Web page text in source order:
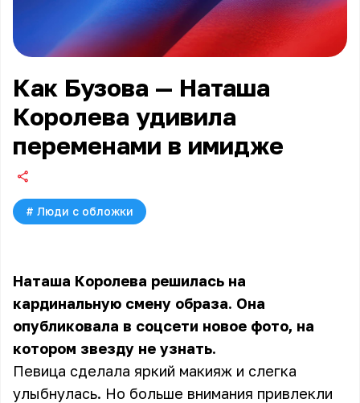
Как Бузова — Наташа
Королева удивила
переменами в имидже
# Люди с обложки
Наташа Королева решилась на
кардинальную смену образа. Она
опубликовала в соцсети новое фото, на
котором звезду не узнать.
Певица сделала яркий макияж и слегка
улыбнулась. Но больше внимания привлекли